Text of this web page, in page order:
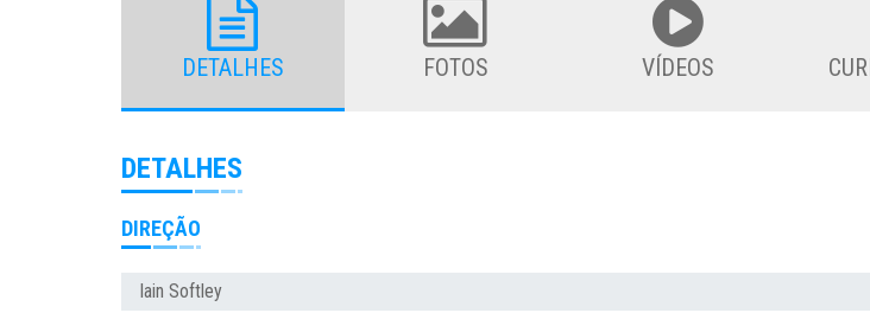
DETALHES FOTOS VÍDEOS
DETALHES
DIREÇÃO
Iain Softley